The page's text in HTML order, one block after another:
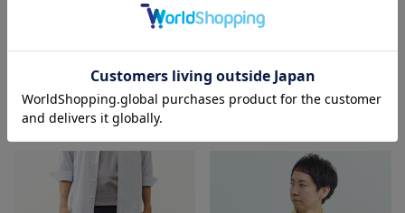
¥6,930 50% OFF
再入荷 SALE
MEN'S MELROSE
¥11,000 40% OFF
¥6,600
SALE